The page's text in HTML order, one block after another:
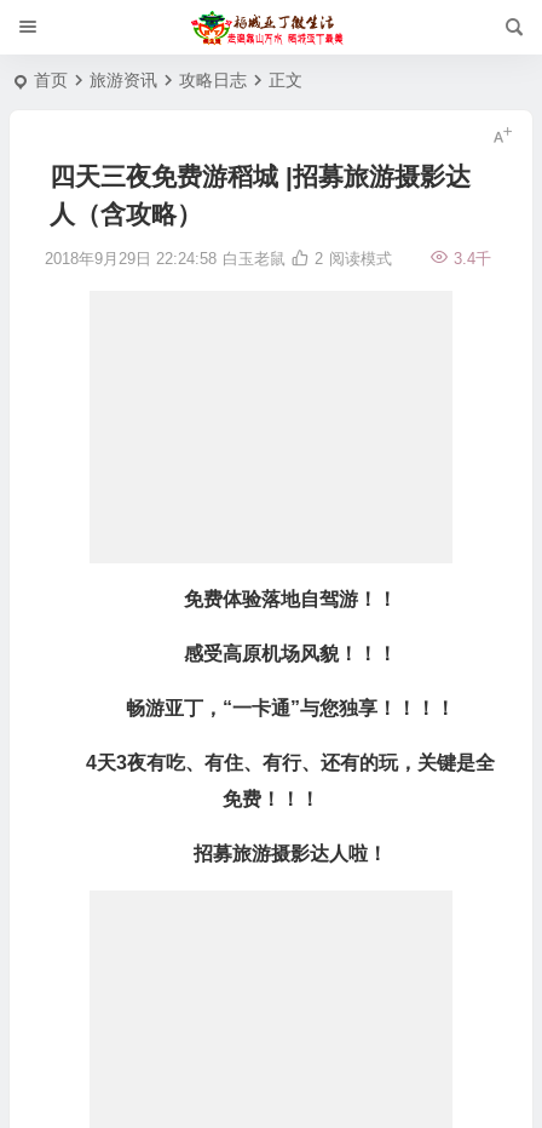
首页 旅游资讯 攻略日志 正文
四天三夜免费游稻城 |招募旅游摄影达
人（含攻略）
2018年9月29日 22:24:58 白玉老鼠 3.4千
2 阅读模式
免费体验落地自驾游！！
感受高原机场风貌！！！
畅游亚丁，“一卡通”与您独享！！！！
4天3夜有吃、有住、有行、还有的玩，关键是全
免费！！！
招募旅游摄影达人啦！